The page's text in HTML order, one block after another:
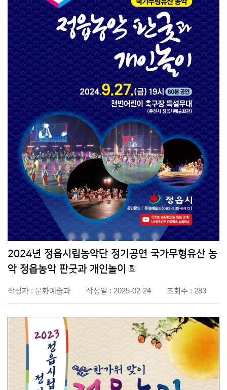
2024년 정읍시립농악단 정기공연 국가무형유산 농
악 정읍농악 판굿과 개인놀이
작성자 : 문화예술과 작성일 : 2025-02-24 조회수 : 283